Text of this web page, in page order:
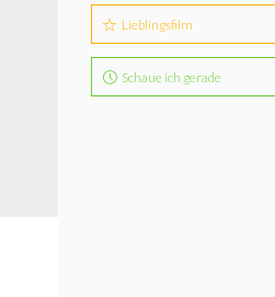
Lieblingsfilm
Schaue ich gerade